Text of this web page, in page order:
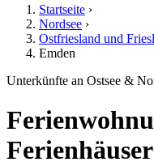
Startseite ›
Nordsee ›
Ostfriesland und
Emden
Unterkünfte an Ostsee &